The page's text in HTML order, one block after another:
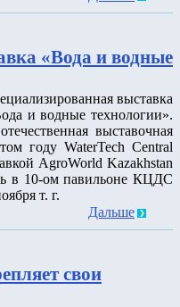
«Вода и водные
выставка
и водные технологии».
выставочная
году WaterTech Central
AgroWorld Kazakhstan
в 10-ом павильоне КЦДС
т. г.
Дальше
свои